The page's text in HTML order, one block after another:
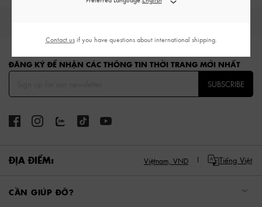
ĐĂNG KÝ ĐỂ NHẬN CÁC THÔNG TIN THỜI TRANG MỚI NHẤT
SUBSCRIBE
ĐỊA ĐIỂM: Việtnam, VND Tiếng Việt
CẦN GIÚP ĐỠ?
Contact usif you have questions about international shipping.